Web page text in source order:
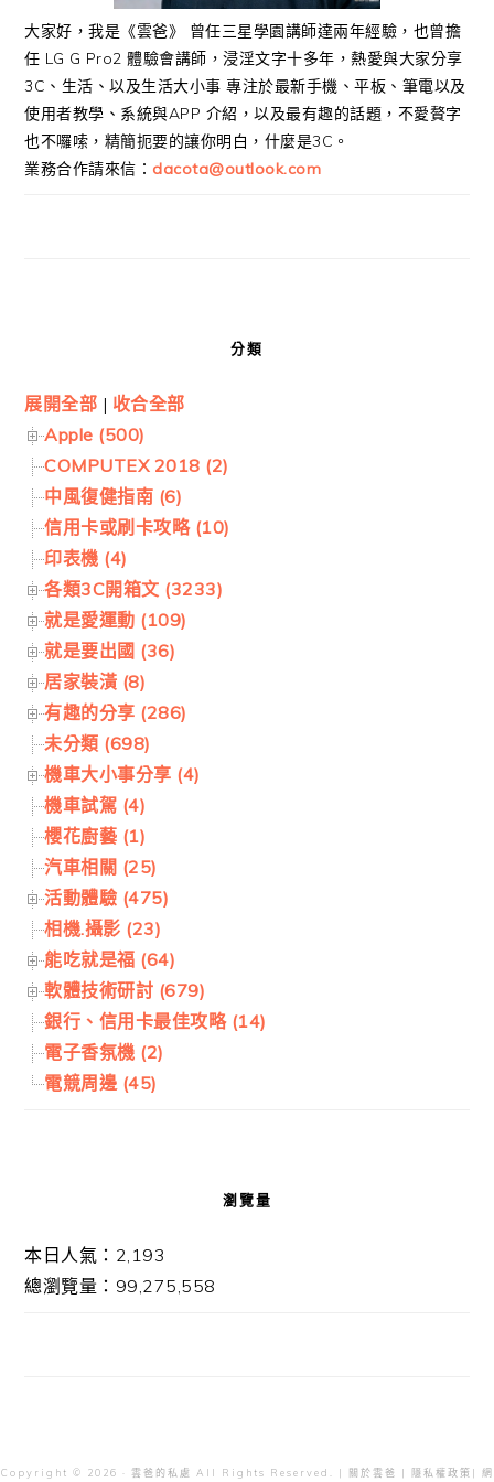
大家好，我是《雲爸》 曾任三星學園講師達兩年經驗，也曾擔
任 LG G Pro2 體驗會講師，浸淫文字十多年，熱愛與大家分享
3C、生活、以及生活大小事 專注於最新手機、平板、筆電以及
使用者教學、系統與APP 介紹，以及最有趣的話題，不愛贅字
也不囉嗦，精簡扼要的讓你明白，什麼是3C。
業務合作請來信： dacota@outlook.com
分類
展開全部 | 收合全部
Apple (500)
COMPUTEX 2018 (2)
中風復健指南 (6)
信用卡或刷卡攻略 (10)
印表機 (4)
各類3C開箱文 (3233)
就是愛運動 (109)
就是要出國 (36)
居家裝潢 (8)
有趣的分享 (286)
未分類 (698)
機車大小事分享 (4)
機車試駕 (4)
櫻花廚藝 (1)
汽車相關 (25)
活動體驗 (475)
相機.攝影 (23)
能吃就是福 (64)
軟體技術研討 (679)
銀行、信用卡最佳攻略 (14)
電子香氛機 (2)
電競周邊 (45)
瀏覽量
本日人氣：2,193
總瀏覽量：99,275,558
Copyright © 2026 · 雲爸的私處 All Rights Reserved. | 關於雲爸 | 隱私權政策 | 網